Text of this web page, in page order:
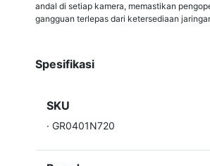
andal di setiap kamera, memastikan
gangguan terlepas dari ketersediaan
Spesifikasi
SKU
· GR0401N720